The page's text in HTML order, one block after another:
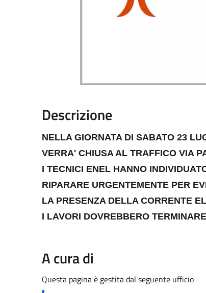
Descrizione
NELLA GIORNATA DI SABATO 23
VERRA' CHIUSA AL TRAFFICO VIA
I TECNICI ENEL HANNO
RIPARARE URGENTEMENTE PER
LA PRESENZA DELLA CORRENTE
I LAVORI DOVREBBERO
A cura di
Questa pagina è gestita dal seguente ufficio